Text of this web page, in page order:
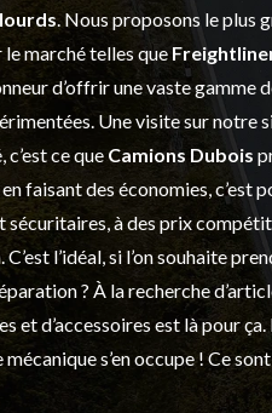
. Nous proposons le plus
marché telles que
d’offrir une vaste gamme
Une visite sur notre
ce que Camions Dubois
faisant des économies, c’est
à des prix
. C’est l’idéal, si l’on souhaite
? À la recherche
et d’accessoires est là pour
s’en occupe ! Ce